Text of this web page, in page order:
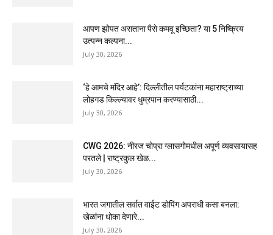
आपण झोपत असताना पैसे कमवू इच्छिता? या 5 निष्क्रिय
उत्पन्न कल्पना...
July 30, 2026
‘हे आमचे मंदिर आहे’: दिल्लीतील पर्यटकांना महाराष्ट्राच्या
लोहगड किल्ल्यावर धुम्रपान करण्यासाठी...
July 30, 2026
CWG 2026: नीरज चोप्रा ग्लासगोमधील अपूर्ण व्यवसायासह
परतले | राष्ट्रकुल खेळ...
July 30, 2026
भारत जगातील सर्वात वाईट डोपिंग अपराधी कसा बनला:
खेळांना धोका देणारे...
July 30, 2026